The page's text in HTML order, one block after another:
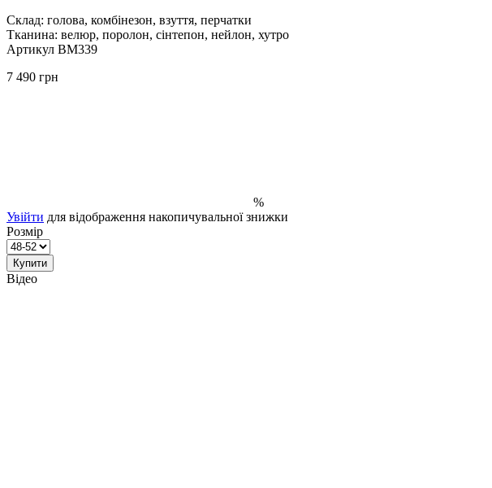
Склад: голова, комбінезон, взуття, перчатки
Тканина: велюр, поролон, сінтепон, нейлон, хутро
Артикул ВМ339
7 490 грн
%
Увійти для відображення накопичувальної знижки
Розмір
Купити
Відео